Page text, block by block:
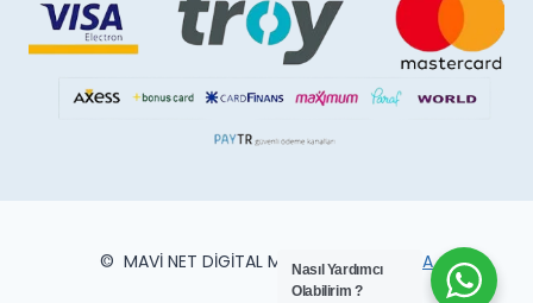
© MAVİ NET DİGİTAL MATBAAVİPSMEDYA
Nasıl Yardımcı
Olabilirim ?